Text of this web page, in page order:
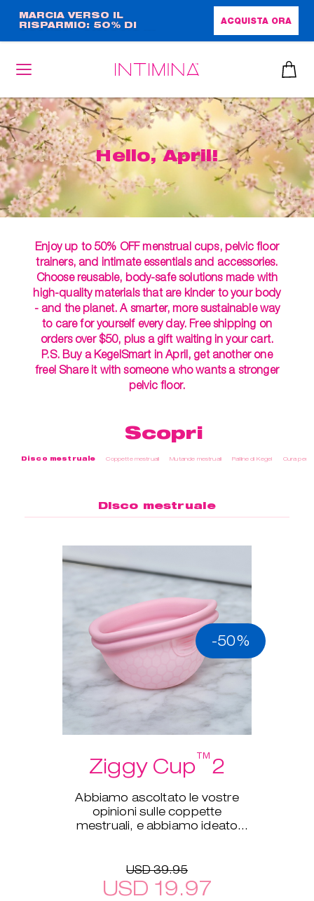
contenuto
principale
MARCIA VERSO IL
RISPARMIO: 50% DI
FORMATO COMPLETO!!
ACQUISTA ORA
Hello, April!
Enjoy up to 50% OFF menstrual cups, pelvic floor
trainers, and intimate essentials and accessories.
Choose reusable, body-safe solutions made with
high-quality materials that are kinder to your body
- and the planet. A smarter, more sustainable way
to care for yourself every day. Free shipping on
orders over $50, plus a gift waiting in your cart.
P.S. Buy a KegelSmart in April, get another one
free! Share it with someone who wants a stronger
pelvic floor.
Scopri
Disco mestruale Coppette mestruali Mutande mestruali Palline di Kegel Cura
Disco mestruale
-50%
Ziggy Cup™2
Abbiamo ascoltato le vostre
opinioni sulle coppette
mestruali, e abbiamo ideato
USD 39.95
USD 19.97